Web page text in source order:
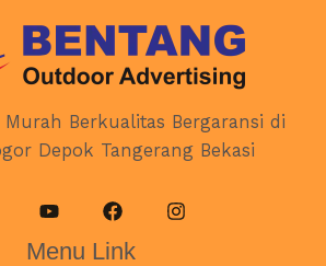
Murah Berkualitas Bergaransi di
Depok Tangerang Bekasi
Menu Link